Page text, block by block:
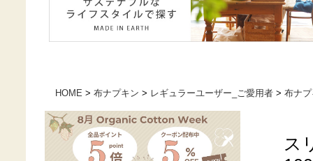
HOME 布ナプキン レギュラーユーザー_ご愛用者 布ナ
ス